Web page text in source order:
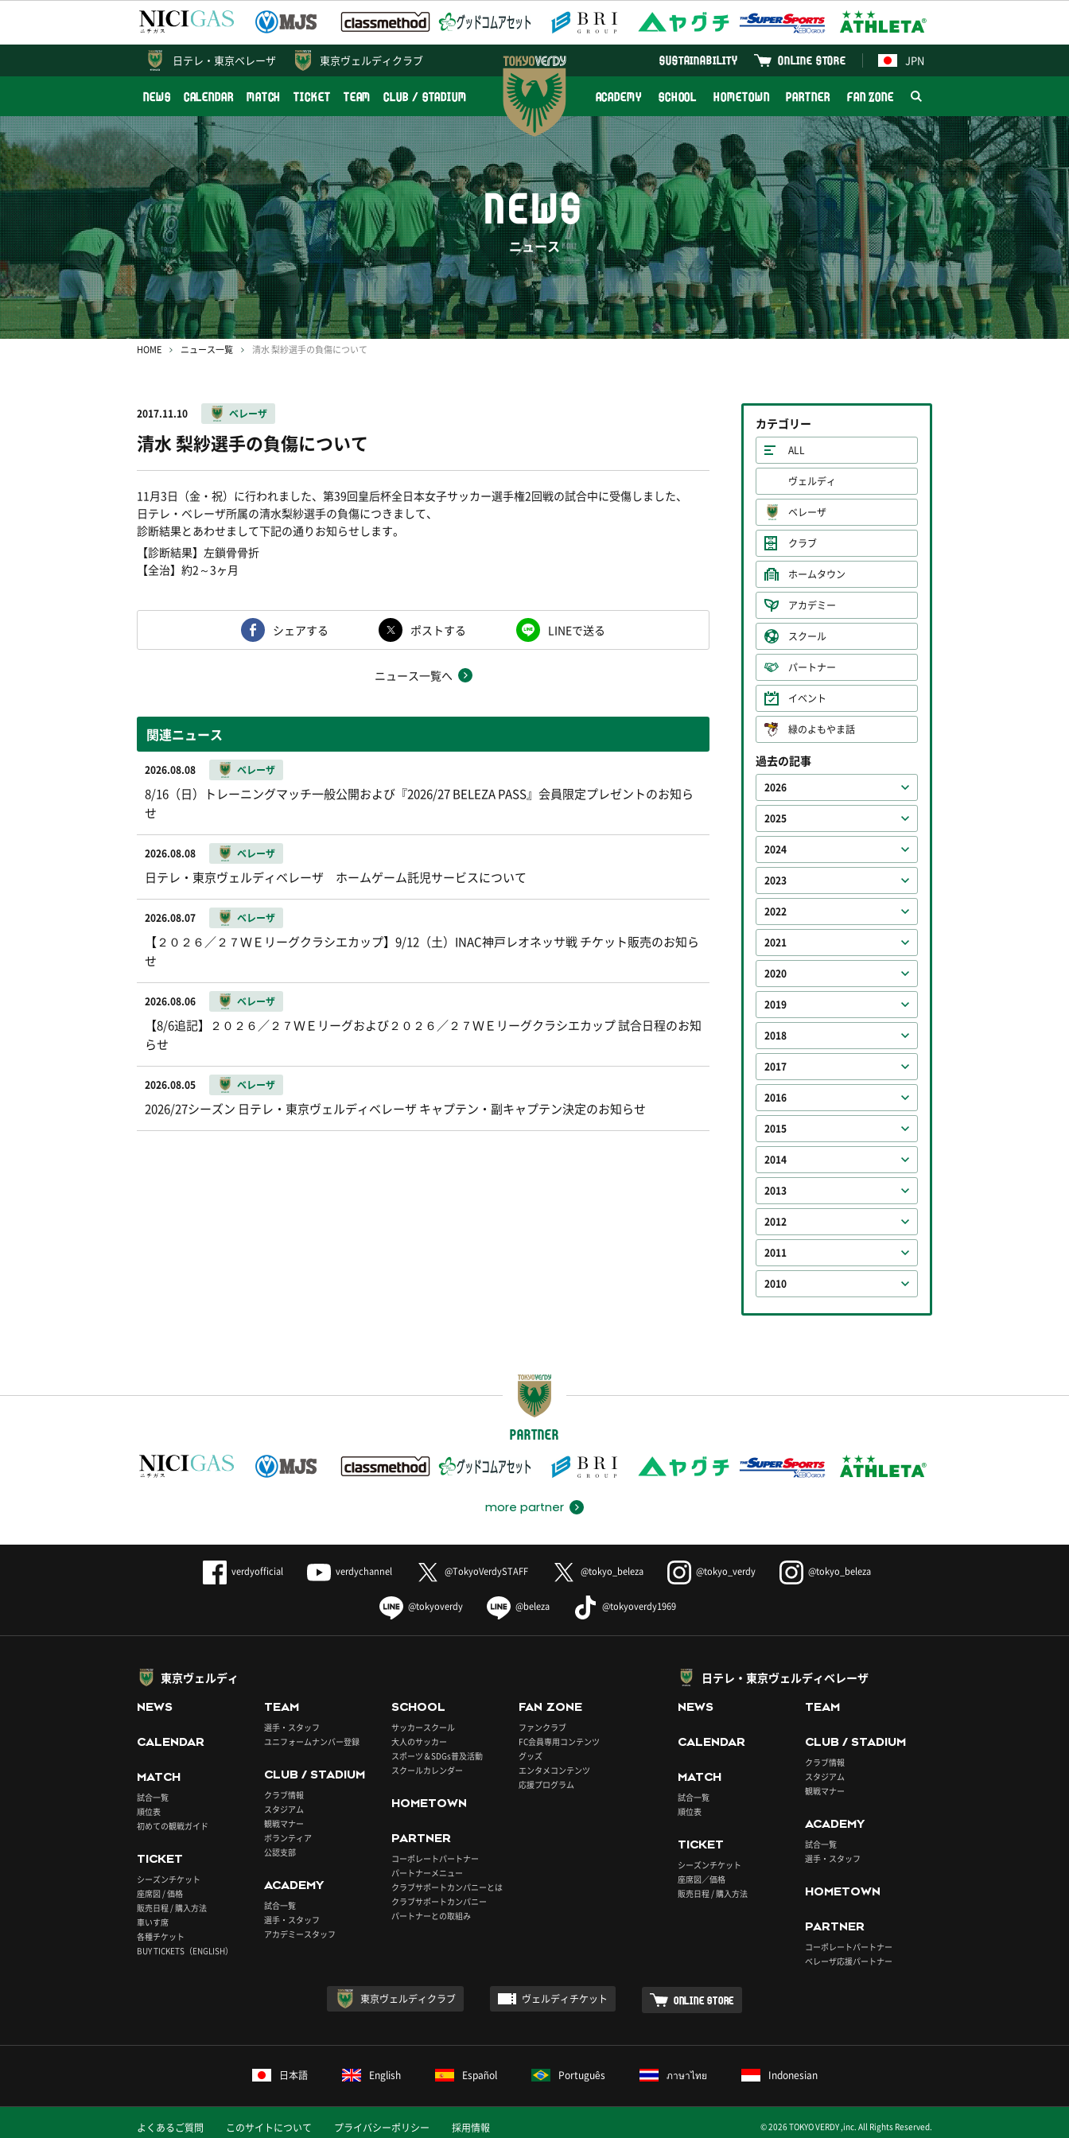
東京ヴェルディクラブ JPN
ONLINE STORE
SUSTAINABILITY
NEWS CALENDAR MATCH TICKET TEAM CLUB / STADIUM ACADEMY SCHOOL HOMETOWN PARTNER FAN ZONE
日テレ・ 東京ベレーザ
NEWS
ニュース
HOME ニュース一覧 清水 梨紗選手の負傷について
2017.11.10 ベレーザ
清水 梨紗選手の負傷について
11月3日（金・祝）に行われました、第39回皇后杯全日本女子サッカー選手権2回戦の試合中に受傷しました、
日テレ・ベレーザ所属の清水梨紗選手の負傷につきまして、
診断結果とあわせまして下記の通りお知らせします。
【診断結果】左鎖骨骨折
【全治】約2～3ヶ月
シェアする ポストする LINEで送る
ニュース一覧へ
関連ニュース
2026.08.08 ベレーザ
8/16（日）トレーニングマッチ一般公開および『2026/27 BELEZA PASS』会員限定プレゼントのお知ら
せ
2026.08.08 ベレーザ
日テレ・東京ヴェルディベレーザ ホームゲーム託児サービスについて
2026.08.07 ベレーザ
【２０２６／２７ＷＥリーグクラシエカップ】9/12（土）INAC神戸レオネッサ戦 チケット販売のお知ら
せ
2026.08.06 ベレーザ
【8/6追記】２０２６／２７ＷＥリーグおよび２０２６／２７ＷＥリーグクラシエカップ 試合日程のお知
らせ
2026.08.05 ベレーザ
2026/27シーズン 日テレ・東京ヴェルディベレーザ キャプテン・副キャプテン決定のお知らせ
カテゴリー
ALL
ヴェルディ
ベレーザ
クラブ
ホームタウン
アカデミー
スクール
パートナー
イベント
緑のよもやま話
過去の記事
2026
2025
2024
2023
2022
2021
2020
2019
2018
2017
2016
2015
2014
2013
2012
2011
2010
PARTNER
more partner
verdyofficial verdychannel @TokyoVerdySTAFF @tokyo_beleza @tokyo_verdy @tokyo_beleza
@tokyoverdy @beleza @tokyoverdy1969
東京ヴェルディ
NEWS
CALENDAR
MATCH
試合一覧
順位表
初めての観戦ガイド
TICKET
シーズンチケット
座席図 / 価格
販売日程 / 購入方法
車いす席
各種チケット
BUY TICKETS（ENGLISH）
TEAM
選手・スタッフ
ユニフォームナンバー登録
CLUB / STADIUM
クラブ情報
スタジアム
観戦マナー
ボランティア
公認支部
ACADEMY
試合一覧
選手・スタッフ
アカデミースタッフ
SCHOOL
サッカースクール
大人のサッカー
スポーツ＆SDGs普及活動
スクールカレンダー
HOMETOWN
PARTNER
コーポレートパートナー
パートナーメニュー
クラブサポートカンパニーとは
クラブサポートカンパニー
パートナーとの取組み
FAN ZONE
ファンクラブ
FC会員専用コンテンツ
グッズ
エンタメコンテンツ
応援プログラム
日テレ・東京ヴェルディベレーザ
NEWS
CALENDAR
MATCH
試合一覧
順位表
TICKET
シーズンチケット
座席図／価格
販売日程 / 購入方法
TEAM
CLUB / STADIUM
クラブ情報
スタジアム
観戦マナー
ACADEMY
試合一覧
選手・スタッフ
HOMETOWN
PARTNER
コーポレートパートナー
ベレーザ応援パートナー
東京ヴェルディクラブ ヴェルディチケット ONLINE STORE
日本語 English Español Português ภาษาไทย Indonesian
よくあるご質問 このサイトについて プライバシーポリシー 採用情報 © 2026 TOKYO VERDY ,inc. All Rights Reserved.